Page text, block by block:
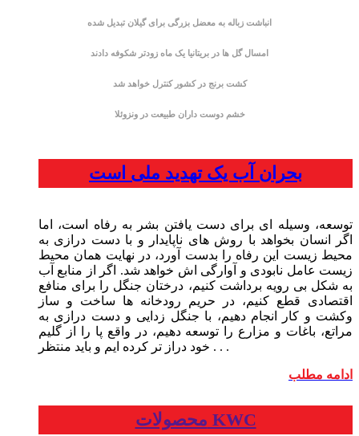
انباشت زباله به معضل بزرگی برای گیلان تبدیل شده
امسال گل ها در بریتانیا یک ماه زودتر شکوفه دادند
کشت برنج در کشور کنترل خواهد شد
خشم دوست داران طبیعت در ونزوئلا
بحران آب یک تهدید ملی است
توسعه، وسیله ای برای دست یافتن بشر به رفاه است، اما
اگر انسان بخواهد با روش های ناپایدار و با دست درازی به
محیط زیست این رفاه را بدست آورد، در نهایت همان محیط
زیست عامل نابودی و آوارگی اش خواهد شد. اگر از منابع آب
به شکل بی رویه برداشت کنیم، درختان جنگل را برای منافع
اقتصادی قطع کنیم، در حریم رودخانه ها ساخت و ساز
وکشت و کار انجام دهیم، با جنگل زدایی و دست درازی به
مراتع، باغات و مزارع را توسعه دهیم، در واقع پا را از گلیم
خود دراز تر کرده ایم و باید منتظر . . .
ادامه مطلب
محصولات KWC